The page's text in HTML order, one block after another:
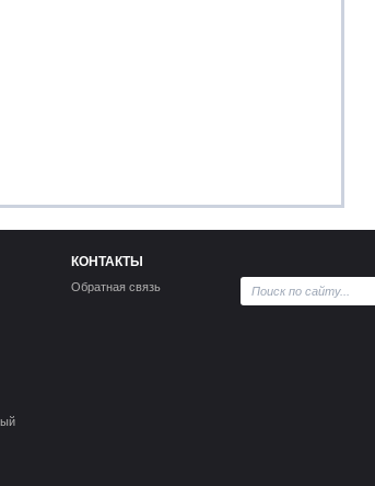
КОНТАКТЫ
Обратная связь